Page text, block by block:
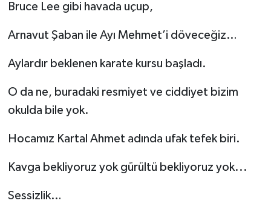
Bruce Lee gibi havada uçup,
Arnavut Şaban ile Ayı Mehmet’i döveceğiz…
Aylardır beklenen karate kursu başladı.
O da ne, buradaki resmiyet ve ciddiyet bizim
okulda bile yok.
Hocamız Kartal Ahmet adında ufak tefek biri.
Kavga bekliyoruz yok gürültü bekliyoruz yok...
Sessizlik…